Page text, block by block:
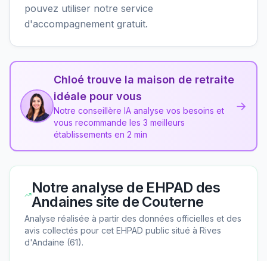
pouvez utiliser notre service
d'accompagnement gratuit.
Chloé trouve la maison de retraite
idéale pour vous
Notre conseillère IA analyse vos besoins et
vous recommande les 3 meilleurs
établissements en 2 min
→
Notre analyse de EHPAD des
Andaines site de Couterne
Analyse réalisée à partir des données officielles et des
avis collectés pour cet EHPAD public situé à Rives
d'Andaine (61).